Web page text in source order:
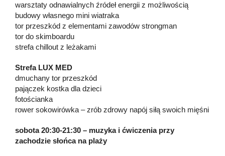
warsztaty odnawialnych źródeł energii z możliwością
budowy własnego mini wiatraka
tor przeszkód z elementami zawodów strongman
tor do skimboardu
strefa chillout z leżakami
Strefa LUX MED
dmuchany tor przeszkód
pajączek kostka dla dzieci
fotościanka
rower sokowirówka – zrób zdrowy napój siłą swoich mięśni
sobota 20:30-21:30 – muzyka i ćwiczenia przy
zachodzie słońca na plaży